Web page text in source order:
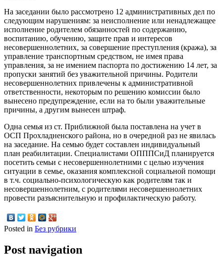
На заседании было рассмотрено 12 административных дел по
следующим нарушениям: за неисполнение или ненадлежащее
исполнение родителем обязанностей по содержанию,
воспитанию, обучению, защите прав и интересов
несовершеннолетних, за совершение преступления (кража), за
управление транспортным средством, не имея права
управления, за не имением паспорта по достижению 14 лет, за
пропуски занятий без уважительной причины. Родители
несовершеннолетних привлечены к административной
ответственности, некоторым по решению комиссии было
вынесено предупреждение, если на то были уважительные
причины, а другим вынесен штраф.
Одна семья из ст. Приближной была поставлена на учет в
ОСП Прохладненского района, но в очередной раз не явилась
на заседание. На семью будет составлен индивидуальный
план реабилитации. Специалистами ОПППСиД планируется
посетить семьи с несовершеннолетними с целью изучения
ситуации в семье, оказания комплексной социальной помощи
в т.ч. социально-психологическую как родителям так и
несовершеннолетним, с родителями несовершеннолетних
провести разъяснительную и профилактическую работу.
Posted in Без рубрики
Post navigation